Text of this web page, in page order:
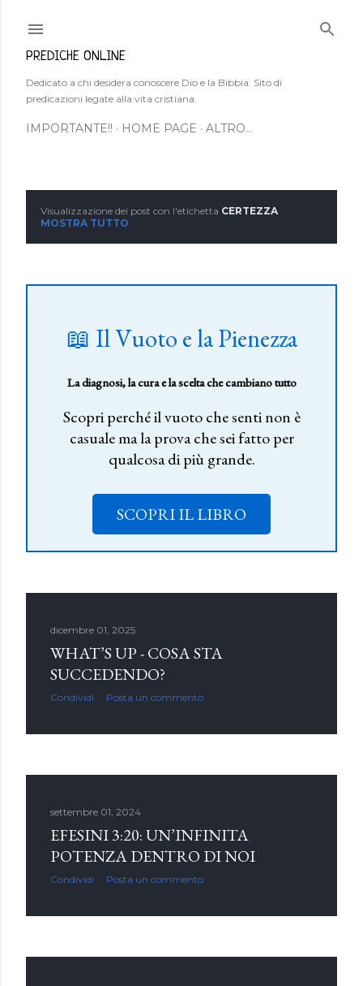
PREDICHE ONLINE
Dedicato a chi desidera conoscere Dio e la Bibbia. Sito di
predicazioni legate alla vita cristiana.
IMPORTANTE!! HOME PAGE ALTRO…
s
Visualizzazione dei post con l'etichetta CERTEZZA
MOSTRA TUTTO
📖 Il Vuoto e la Pienezza
La diagnosi, la cura e la scelta che cambiano tutto
Scopri perché il vuoto che senti non è
casuale ma la prova che sei fatto per
qualcosa di più grande.
SCOPRI IL LIBRO
dicembre 01, 2025
WHAT’S UP - COSA STA
SUCCEDENDO?
Condividi Posta un commento
settembre 01, 2024
EFESINI 3:20: UN’INFINITA
POTENZA DENTRO DI NOI
Condividi Posta un commento